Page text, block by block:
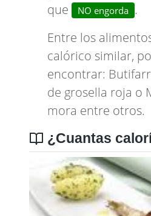
que
NO engorda .
Entre los
calórico similar,
encontrar:
de grosella roja o
mora entre otros.
¿Cuantas